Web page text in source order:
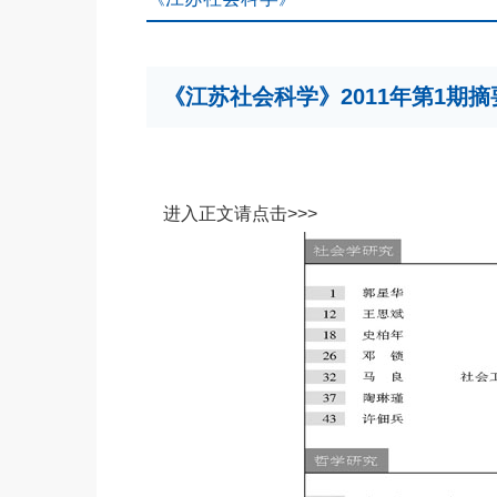
《江苏社会科学》2011年第1期摘
进入正文请点击>>>